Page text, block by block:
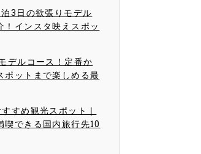
3日の欲張りモデル
！インスタ映えスポッ
デルコース！定番か
ポットまで楽しめる最
すめ観光スポット｜
喫できる国内旅行先10